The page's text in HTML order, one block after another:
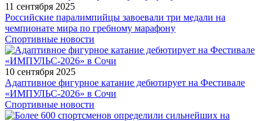
11 сентября 2025
Российские паралимпийцы завоевали три медали на
чемпионате мира по гребному марафону
Спортивные новости
10 сентября 2025
Адаптивное фигурное катание дебютирует на Фестивале
«ИМПУЛЬС-2026» в Сочи
Спортивные новости